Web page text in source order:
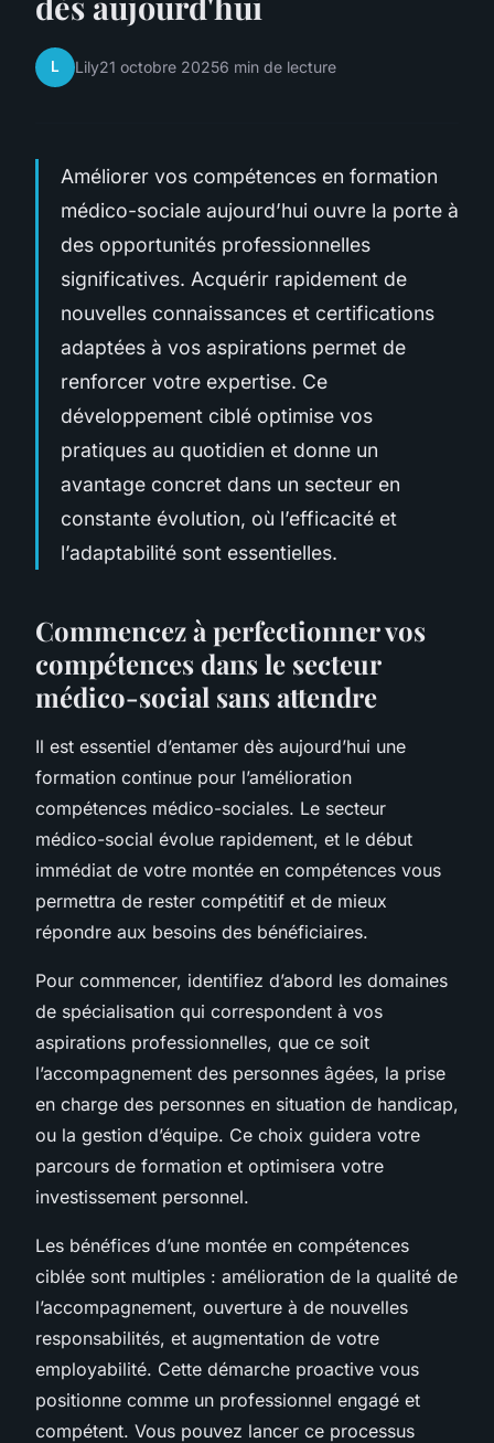
L Lily21 octobre 20256 min de lecture
Améliorer vos compétences en formation
médico-sociale aujourd’hui ouvre la porte à
des opportunités professionnelles
significatives. Acquérir rapidement de
nouvelles connaissances et certifications
adaptées à vos aspirations permet de
renforcer votre expertise. Ce
développement ciblé optimise vos
pratiques au quotidien et donne un
avantage concret dans un secteur en
constante évolution, où l’efficacité et
l’adaptabilité sont essentielles.
Commencez à perfectionner vos
compétences dans le secteur
médico-social sans attendre
Il est essentiel d’entamer dès aujourd’hui une
formation continue pour l’amélioration
compétences médico-sociales. Le secteur
médico-social évolue rapidement, et le début
immédiat de votre montée en compétences vous
permettra de rester compétitif et de mieux
répondre aux besoins des bénéficiaires.
Pour commencer, identifiez d’abord les domaines
de spécialisation qui correspondent à vos
aspirations professionnelles, que ce soit
l’accompagnement des personnes âgées, la prise
en charge des personnes en situation de handicap,
ou la gestion d’équipe. Ce choix guidera votre
parcours de formation et optimisera votre
investissement personnel.
Les bénéfices d’une montée en compétences
ciblée sont multiples : amélioration de la qualité de
l’accompagnement, ouverture à de nouvelles
responsabilités, et augmentation de votre
employabilité. Cette démarche proactive vous
positionne comme un professionnel engagé et
compétent. Vous pouvez lancer ce processus